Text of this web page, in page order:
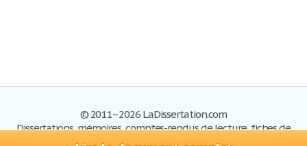
© 2011–2026 LaDissertation.com
Dissertations, mémoires, comptes-rendus de lecture, fiches de
lectures, exemples du BAC